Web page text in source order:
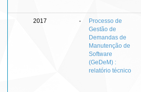
2017 -
Processo de
Gestão de
Demandas de
Manutenção de
Software
(GeDeM) :
relatório técnico